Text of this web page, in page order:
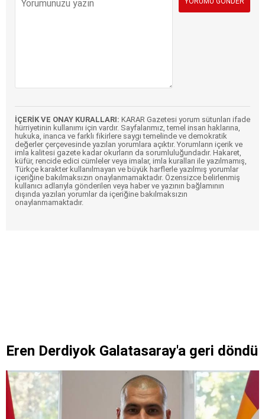
İÇERİK VE ONAY KURALLARI: KARAR Gazetesi yorum sütunları ifade
hürriyetinin kullanımı için vardır. Sayfalarımız, temel insan haklarına,
hukuka, inanca ve farklı fikirlere saygı temelinde ve demokratik
değerler çerçevesinde yazılan yorumlara açıktır. Yorumların içerik ve
imla kalitesi gazete kadar okurların da sorumluluğundadır. Hakaret,
küfür, rencide edici cümleler veya imalar, imla kuralları ile yazılmamış,
Türkçe karakter kullanılmayan ve büyük harflerle yazılmış yorumlar
içeriğine bakılmaksızın onaylanmamaktadır. Özensizce belirlenmiş
kullanıcı adlarıyla gönderilen veya haber ve yazının bağlamının
dışında yazılan yorumlar da içeriğine bakılmaksızın
onaylanmamaktadır.
Eren Derdiyok Galatasaray'a geri döndü